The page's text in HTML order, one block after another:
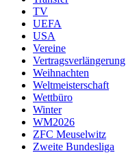
TV
UEFA
USA
Vereine
Vertragsverlängerung
Weihnachten
Weltmeisterschaft
Wettbüro
Winter
WM2026
ZFC Meuselwitz
Zweite Bundesliga